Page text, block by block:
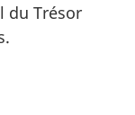
du Trésor